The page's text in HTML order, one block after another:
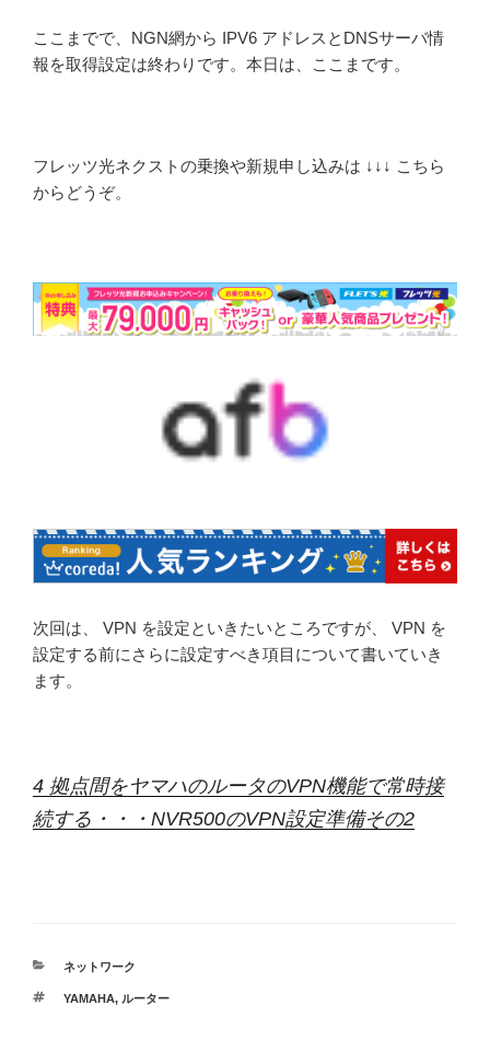
ここまでで、NGN網から IPV6 アドレスとDNSサーバ情
報を取得設定は終わりです。本日は、ここまです。
フレッツ光ネクストの乗換や新規申し込みは ↓↓↓ こちら
からどうぞ。
次回は、 VPN を設定といきたいところですが、 VPN を
設定する前にさらに設定すべき項目について書いていき
ます。
4 拠点間をヤマハのルータのVPN機能で常時接
続する・・・NVR500のVPN設定準備その2
カ
ゴ
ネットワーク
タ
YAMAHA, ルーター